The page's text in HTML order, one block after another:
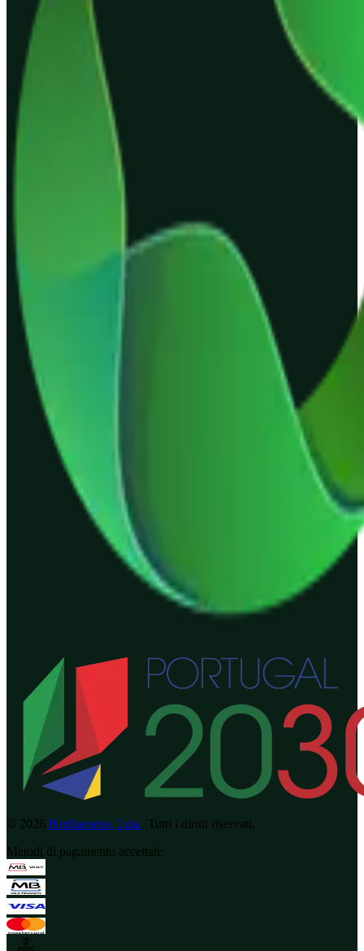
© 2026 Hephaesnus, Lda.
Tutti i diritti riservati.
Metodi di pagamento accettati: